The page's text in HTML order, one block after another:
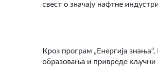
свест о значају нафтне
Кроз програм „Енергија
образовања и привреде кључни